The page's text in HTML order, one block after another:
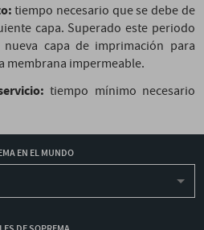
tiempo necesario que se debe de
capa. Superado este periodo
capa de imprimación para
membrana impermeable.
tiempo mínimo necesario
EN EL MUNDO